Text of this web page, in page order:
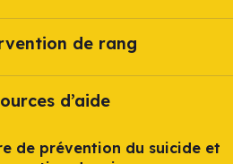
de rang
d’aide
de prévention du suicide et